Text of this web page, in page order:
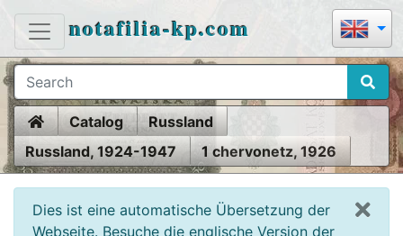
notafilia-kp.com
HomeCatalog
Russland
Russland, 1924-1947
1 chervonetz, 1926
Dies ist eine automatische Übersetzung der
Webseite. Besuche die englische Version der